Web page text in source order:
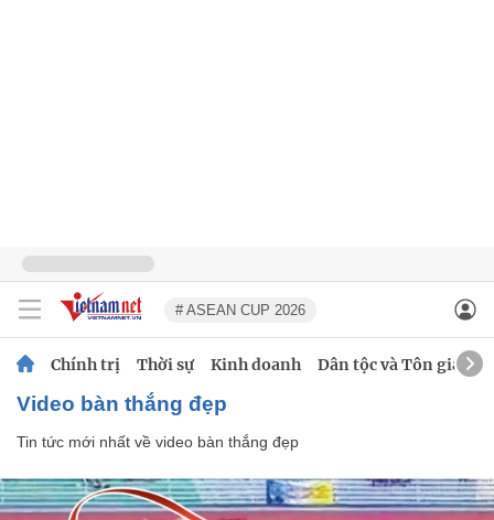
# ASEAN CUP 2026
Chính trị Thời sự Kinh doanh Dân tộc và Tôn giáo
video bàn thắng đẹp
Tin tức mới nhất về video bàn thắng đẹp